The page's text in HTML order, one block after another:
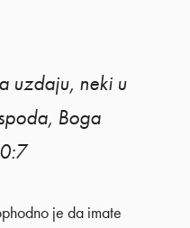
uzdaju, neki u
Boga
je da imate